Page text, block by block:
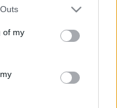
one or more Google
You may click to
its third-party tags to
in below Google
of my
Pjanic suplirá al
y es duda para
repetir como lateral
de tener el alta médico
haber alguna